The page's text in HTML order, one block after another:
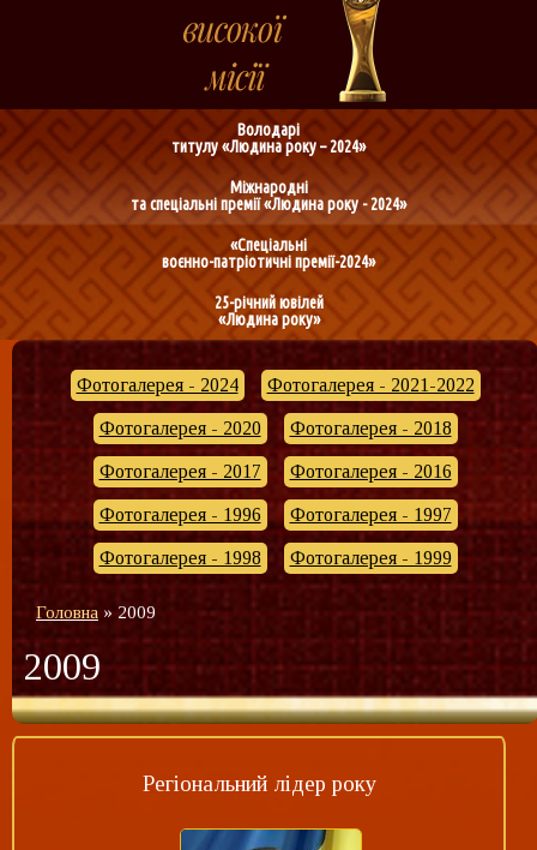
Володарі
титулу «Людина року – 2024»
Міжнародні
та спеціальні премії «Людина року - 2024»
«Спеціальні
воєнно-патріотичні премії-2024»
25-річний ювілей
«Людина року»
Фотогалерея - 2024 Фотогалерея - 2021-2022
Фотогалерея - 2020 Фотогалерея - 2018
Фотогалерея - 2017 Фотогалерея - 2016
Фотогалерея - 1996 Фотогалерея - 1997
Фотогалерея - 1998 Фотогалерея - 1999
Головна »2009
2009
Регіональний лідер року